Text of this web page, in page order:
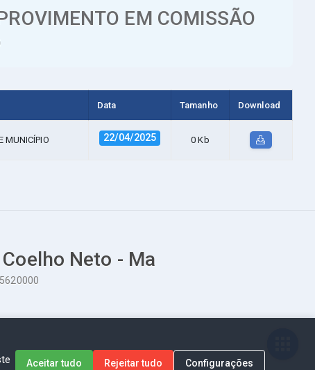
EM COMISSÃO
Data Tamanho Download
MUNICÍPIO 22/04/2025 0 Kb
Neto - Ma
Aceitar tudo Rejeitar tudo Configurações